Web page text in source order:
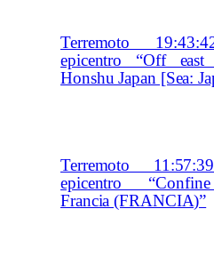
Terremoto
epicentro “Off
Honshu Japan [Sea:
Terremoto
epicentro
Francia (FRANCIA)”